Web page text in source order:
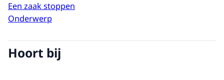
Een zaak stoppen
Onderwerp
Hoort bij